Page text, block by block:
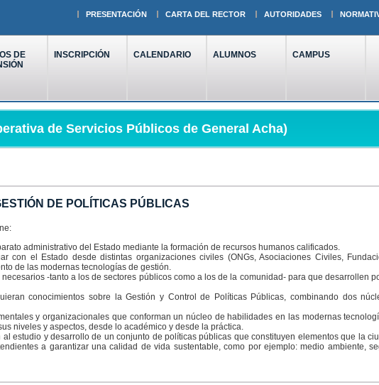
PRESENTACIÓN CARTA DEL RECTOR AUTORIDADES
DE
INSCRIPCIÓN CALENDARIO ALUMNOS CAMPUS
de Servicios Públicos de General Acha)
DE POLÍTICAS PÚBLICAS
administrativo del Estado mediante la formación de recursos humanos calificados.
con el Estado desde distintas organizaciones civiles (ONGs, Asociaciones Civiles,
de las modernas tecnologías de gestión.
-tanto a los de sectores públicos como a los de la comunidad- para que desarrollen
conocimientos sobre la Gestión y Control de Políticas Públicas, combinando dos
y organizacionales que conforman un núcleo de habilidades en las modernas
niveles y aspectos, desde lo académico y desde la práctica.
estudio y desarrollo de un conjunto de políticas públicas que constituyen elementos que la
a garantizar una calidad de vida sustentable, como por ejemplo: medio ambiente,